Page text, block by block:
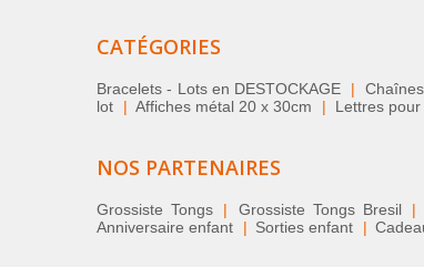
CATÉGORIES
Bracelets - Lots en DESTOCKAGE |
lot
| Affiches métal 20 x 30cm | Lettres
NOS PARTENAIRES
Grossiste Tongs | Grossiste Tongs Bresil |
Anniversaire enfant
| Sorties enfant |